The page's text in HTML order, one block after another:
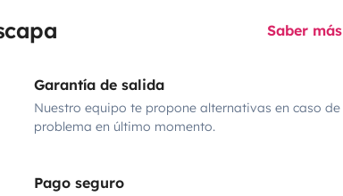
Saber más
Garantía de salida
Nuestro equipo te propone alternativas en caso de
problema en último momento.
Pago seguro